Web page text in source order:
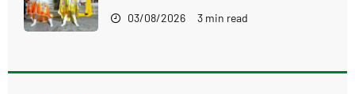
03/08/2026 3 min read